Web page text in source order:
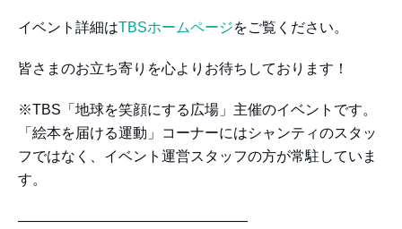
イベント詳細はTBSホームページをご覧ください。
皆さまのお立ち寄りを心よりお待ちしております！
※TBS「地球を笑顔にする広場」主催のイベントです。
「絵本を届ける運動」コーナーにはシャンティのスタッ
フではなく、イベント運営スタッフの方が常駐していま
す。
――――――――――――――――